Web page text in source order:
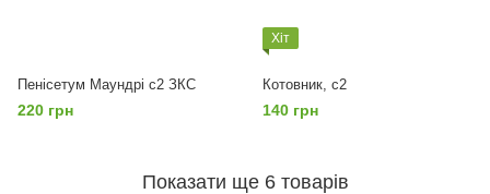
Пенісетум Маундрі с2 ЗКС
220 грн
Хіт
Котовник, с2
140 грн
Показати ще 6 товарів